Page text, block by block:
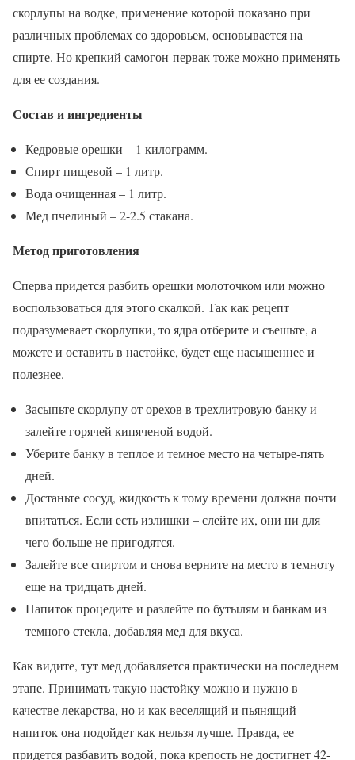
скорлупы на водке, применение которой показано при
различных проблемах со здоровьем, основывается на
спирте. Но крепкий самогон-первак тоже можно применять
для ее создания.
Состав и ингредиенты
Кедровые орешки – 1 килограмм.
Спирт пищевой – 1 литр.
Вода очищенная – 1 литр.
Мед пчелиный – 2-2.5 стакана.
Метод приготовления
Сперва придется разбить орешки молоточком или можно
воспользоваться для этого скалкой. Так как рецепт
подразумевает скорлупки, то ядра отберите и съешьте, а
можете и оставить в настойке, будет еще насыщеннее и
полезнее.
Засыпьте скорлупу от орехов в трехлитровую банку и
залейте горячей кипяченой водой.
Уберите банку в теплое и темное место на четыре-пять
дней.
Достаньте сосуд, жидкость к тому времени должна почти
впитаться. Если есть излишки – слейте их, они ни для
чего больше не пригодятся.
Залейте все спиртом и снова верните на место в темноту
еще на тридцать дней.
Напиток процедите и разлейте по бутылям и банкам из
темного стекла, добавляя мед для вкуса.
Как видите, тут мед добавляется практически на последнем
этапе. Принимать такую настойку можно и нужно в
качестве лекарства, но и как веселящий и пьянящий
напиток она подойдет как нельзя лучше. Правда, ее
придется разбавить водой, пока крепость не достигнет 42-